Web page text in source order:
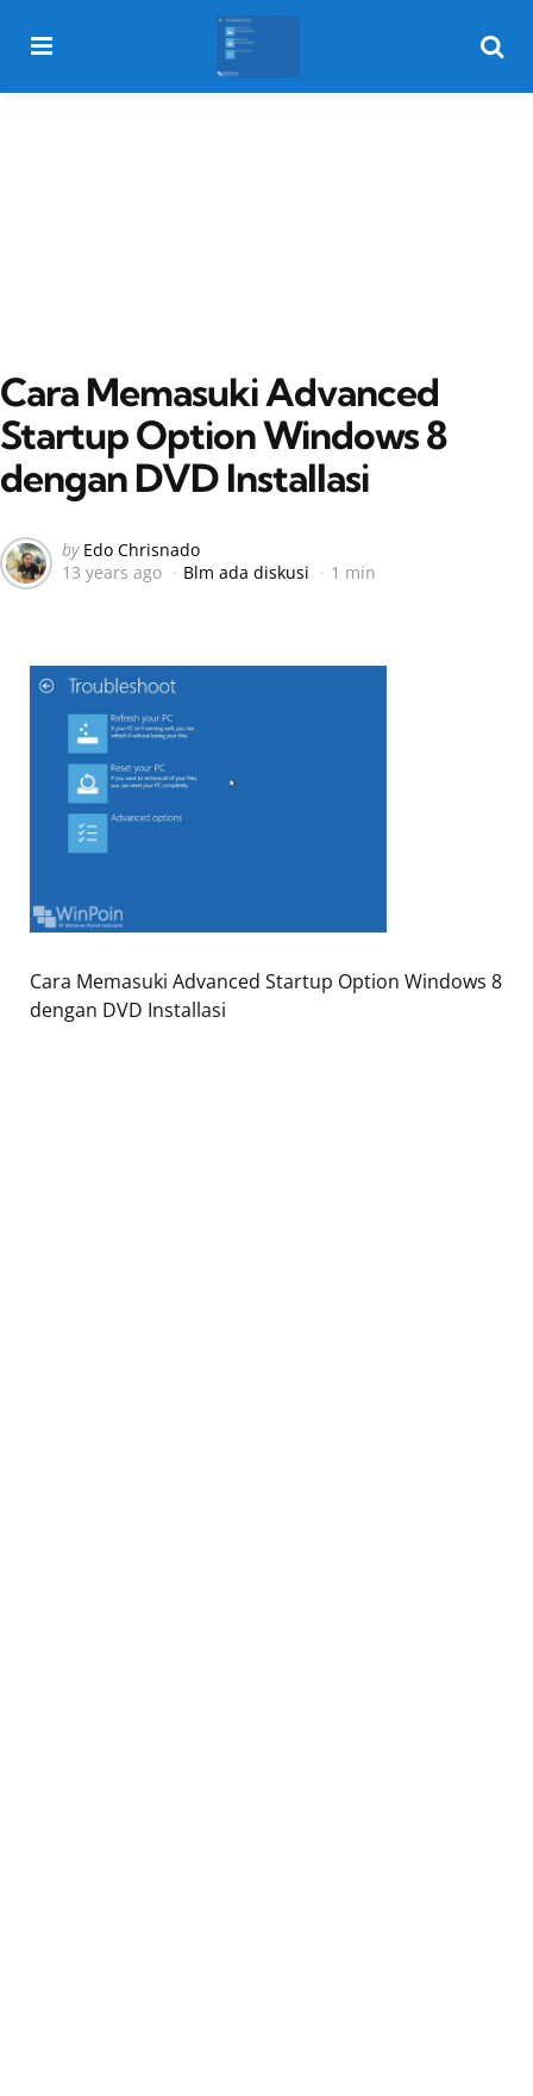
Cara Memasuki Advanced
Startup Option Windows 8
dengan DVD Installasi
Posted
by
by Edo Chrisnado
13 years ago
Blm ada diskusi 1 min
Cara Memasuki Advanced Startup Option Windows 8
dengan DVD Installasi